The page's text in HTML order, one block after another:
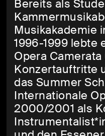
Bereits als
Musikakademie
1996-1999 lebte
Opera
Konzertauftritte
das Summer
Internationale
2000/2001 als